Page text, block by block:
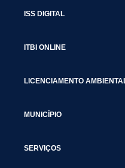
ISS DIGITAL
ITBI ONLINE
LICENCIAMENTO
MUNICÍPIO
SERVIÇOS